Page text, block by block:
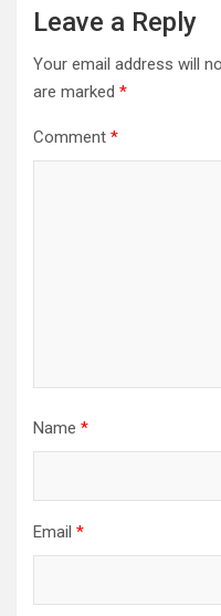
Leave a Reply
Your email address will
are marked *
Comment *
Name *
Email *